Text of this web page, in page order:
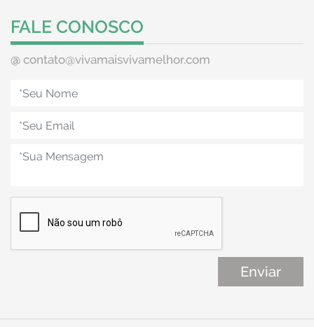
FALE CONOSCO
@ contato@vivamaisvivamelhor.com